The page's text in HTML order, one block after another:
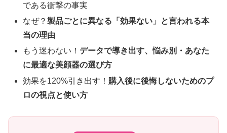
である衝撃の事実
なぜ？製品ごとに異なる「効果ない」と言われる本
当の理由
もう迷わない！ データで導き出す、悩み別・あなた
に最適な美顔器の選び方
効果を120%引き出す！ 購入後に後悔しないためのプ
ロの視点と使い方